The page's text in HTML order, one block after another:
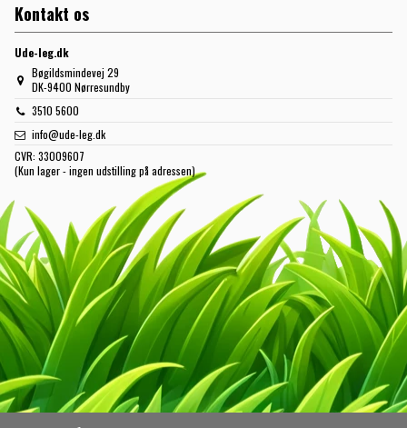
Kontakt os
Ude-leg.dk
Bøgildsmindevej 29
DK-9400 Nørresundby
3510 5600
info@ude-leg.dk
CVR: 33009607
(Kun lager - ingen udstilling på adressen)